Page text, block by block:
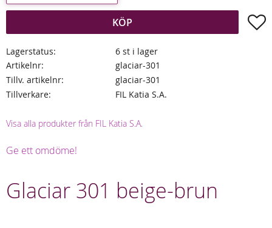
KÖP
Lagerstatus
6 st i lager
Artikelnr
glaciar-301
Tillv. artikelnr
glaciar-301
Tillverkare
FIL Katia S.A.
Visa alla produkter från FIL Katia S.A.
Ge ett omdöme!
Glaciar 301 beige-brun